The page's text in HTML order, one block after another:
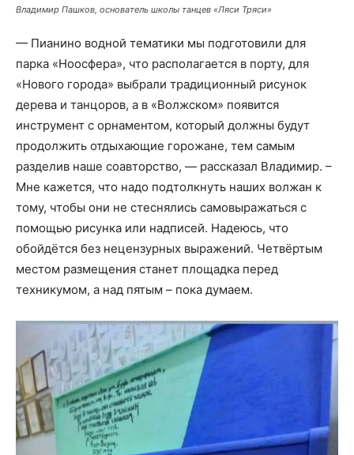
Владимир Пашков, основатель школы танцев «Ляси Тряси»
— Пианино водной тематики мы подготовили для
парка «Ноосфера», что располагается в порту, для
«Нового города» выбрали традиционный рисунок
дерева и танцоров, а в «Волжском» появится
инструмент с орнаментом, который должны будут
продолжить отдыхающие горожане, тем самым
разделив наше соавторство, — рассказал Владимир. –
Мне кажется, что надо подтолкнуть наших волжан к
тому, чтобы они не стеснялись самовыражаться с
помощью рисунка или надписей. Надеюсь, что
обойдётся без нецензурных выражений. Четвёртым
местом размещения станет площадка перед
техникумом, а над пятым – пока думаем.